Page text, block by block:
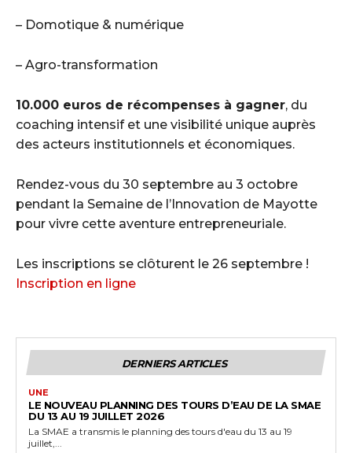
– Domotique & numérique
– Agro-transformation
10.000 euros de récompenses à gagner, du
coaching intensif et une visibilité unique auprès
des acteurs institutionnels et économiques.
Rendez-vous du 30 septembre au 3 octobre
pendant la Semaine de l’Innovation de Mayotte
pour vivre cette aventure entrepreneuriale.
Les inscriptions se clôturent le 26 septembre !
Inscription en ligne
DERNIERS ARTICLES
UNE
LE NOUVEAU PLANNING DES TOURS D’EAU DE LA SMAE
DU 13 AU 19 JUILLET 2026
La SMAE a transmis le planning des tours d'eau du 13 au 19
juillet,...